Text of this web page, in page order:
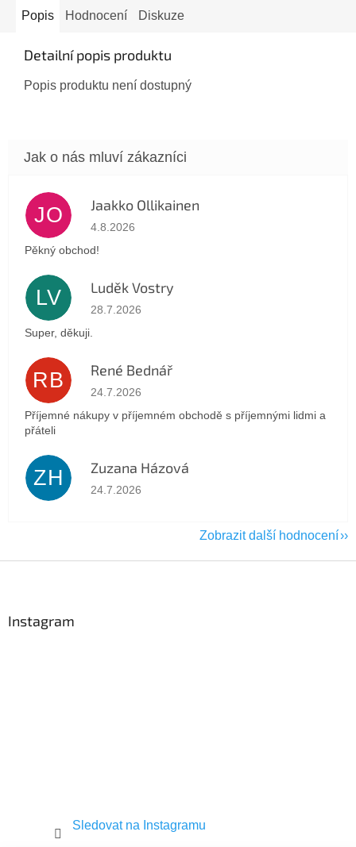
Popis Hodnocení Diskuze
Detailní popis produktu
Popis produktu není dostupný
JO Jaakko Ollikainen
Hodnocení obchodu je 5 z 5 hvězdiček.
4.8.2026
Pěkný obchod!
LV Luděk Vostry
Hodnocení obchodu je 5 z 5 hvězdiček.
28.7.2026
Super, děkuji.
RB René Bednář
Hodnocení obchodu je 5 z 5 hvězdiček.
24.7.2026
Příjemné nákupy v příjemném obchodě s příjemnými lidmi a
přáteli
ZH Zuzana Házová
Hodnocení obchodu je 5 z 5 hvězdiček.
24.7.2026
Zobrazit další hodnocení
Instagram
Sledovat na Instagramu